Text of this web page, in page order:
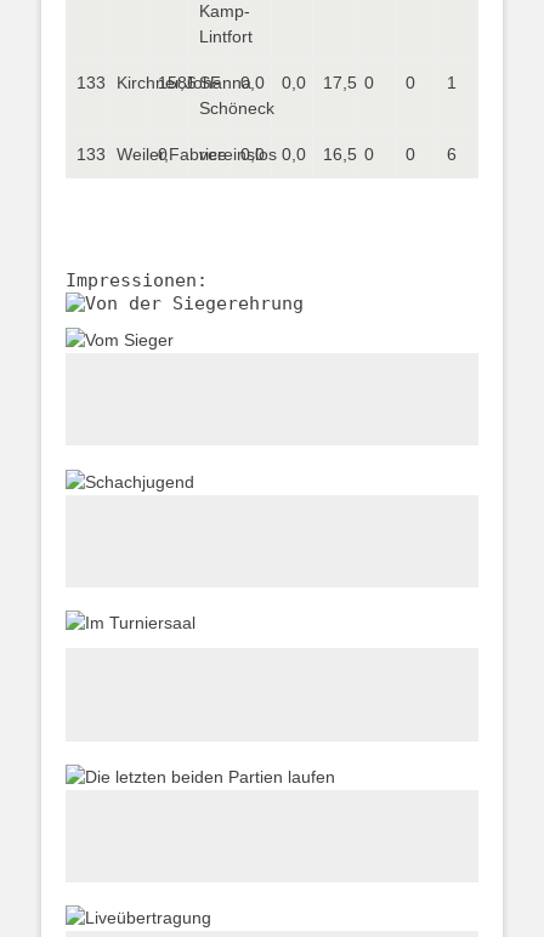
Kamp-
Lintfort
133 Kirchner,Johanna
1586SF
Schöneck
0,0 0,0 17,5 0 0 1
133 Weiler,Fabrice
0 vereinslos
0,0 0,0 16,5 0 0 6
Impressionen: